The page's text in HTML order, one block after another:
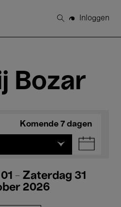
Zoeken
Inloggen
Bozar
Komende 7 dagen
- Zaterdag 31
2026